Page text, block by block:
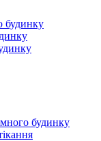
будинку
будинку